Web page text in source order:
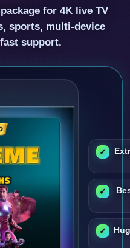
for 4K live TV
sports, multi-device
support.